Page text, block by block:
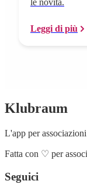
le novità.
Leggi di più
Klubraum
L'app per
Fatta con ♡ per
Seguici